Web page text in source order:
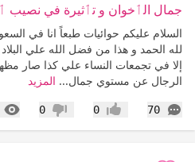
جمال الٲخوان و تٲثيرة في نصيب
السلام عليكم حوائيات طبعاً انا في
لله الحمد و هذا من فضل الله علي
إلا في تجمعات النساء علي كذا صار
الرجال عن مستوي جمال... المزيد
70
التعليقات إعجاب0 عدم إعجاب
0